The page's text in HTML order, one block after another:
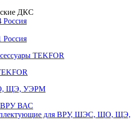
ДКС
TEKFOR
ЩЭ, УЭРМ
ВРУ ВАС
для ВРУ, ШЭС, ЩО, ЩЭ,